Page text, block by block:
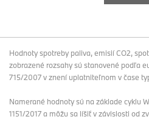
Hodnoty spotreby paliva, emisií CO2,
zobrazené rozsahy sú stanovené podľa
715/2007 v znení uplatniteľnom v čase
Namerané hodnoty sú na základe cyklu
1151/2017 a môžu sa líšiť v závislosti od